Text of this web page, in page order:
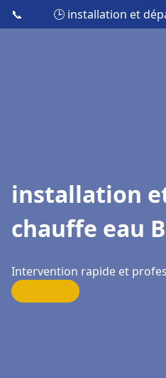
📞 🕒 installation et
installation
chauffe eau
Intervention rapide et